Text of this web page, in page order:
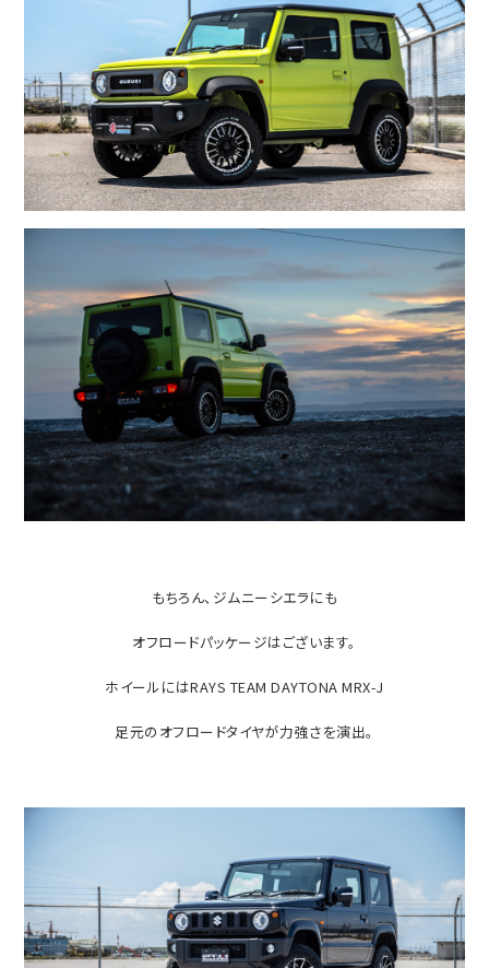
もちろん、ジムニーシエラにも
オフロードパッケージはございます。
ホイールにはRAYS TEAM DAYTONA MRX-J
足元のオフロードタイヤが力強さを演出。